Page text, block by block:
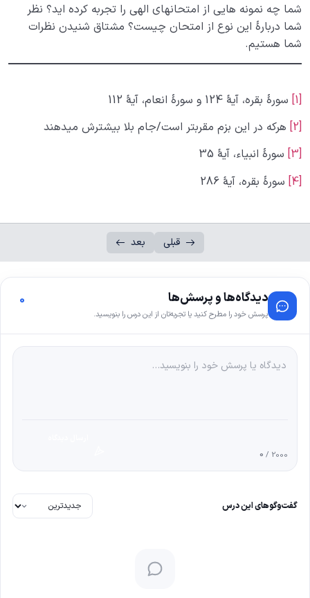
شما چه نمونه ­هایی از امتحان­های الهی را تجربه کرده­ اید؟ نظر
شما دربارۀ این نوع از امتحان­ چیست؟ مشتاق شنیدن نظرات
شما هستیم.
[1]
سورۀ بقره، آیۀ 124 و سورۀ انعام، آیۀ 112
[2]
هرکه در این بزم مقربتر است/جام بلا بیشترش میدهند
[3]
سورۀ انبیاء، آیۀ 35
[4]
سورۀ بقره، آیۀ 286
قبلی بعد
دیدگاه‌ها و پرسش‌ها
پرسش خود را مطرح کنید یا تجربه‌تان از این درس را بنویسید.
0
0 / 2000
گفت‌وگوهای این درس